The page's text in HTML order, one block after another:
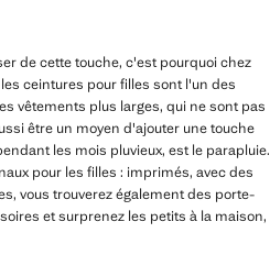
de cette touche, c'est pourquoi chez
ceintures pour filles sont l'un des
vêtements plus larges, qui ne sont pas
être un moyen d'ajouter une touche
les mois pluvieux, est le parapluie.
pour les filles : imprimés, avec des
vous trouverez également des porte-
et surprenez les petits à la maison,